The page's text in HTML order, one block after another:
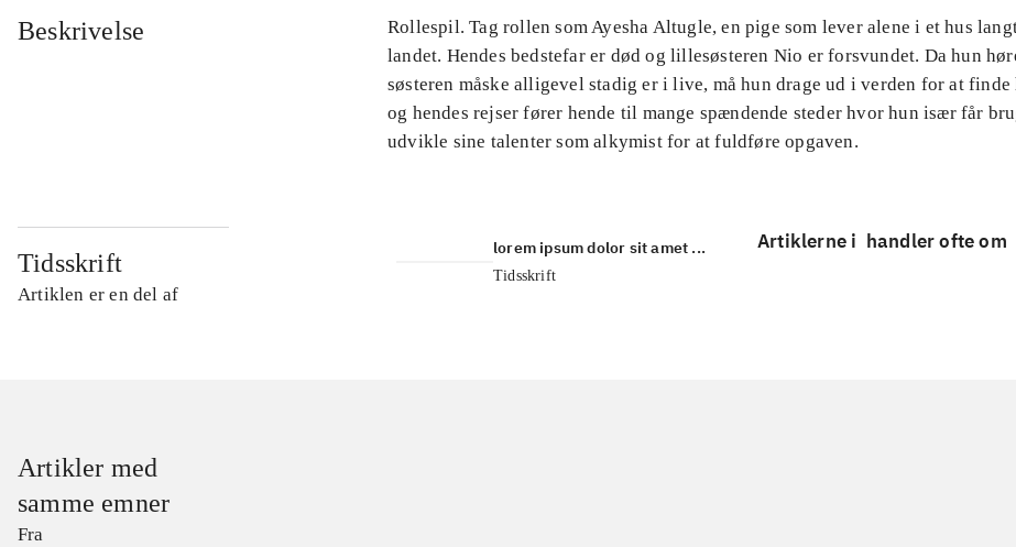
Beskrivelse
Rollespil. Tag rollen som Ayesha Altugle, en pige som lever alene i et hus
landet. Hendes bedstefar er død og lillesøsteren Nio er forsvundet. Da hun
søsteren måske alligevel stadig er i live, må hun drage ud i verden for at finde
og hendes rejser fører hende til mange spændende steder hvor hun især får
udvikle sine talenter som alkymist for at fuldføre opgaven.
Tidsskrift
Artiklen er en del af
lorem ipsum dolor sit amet ...
Tidsskrift
Artiklerne i handler ofte om
Artikler med
samme emner
Fra